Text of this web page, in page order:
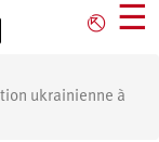
⎋ ☰
ukrainienne à